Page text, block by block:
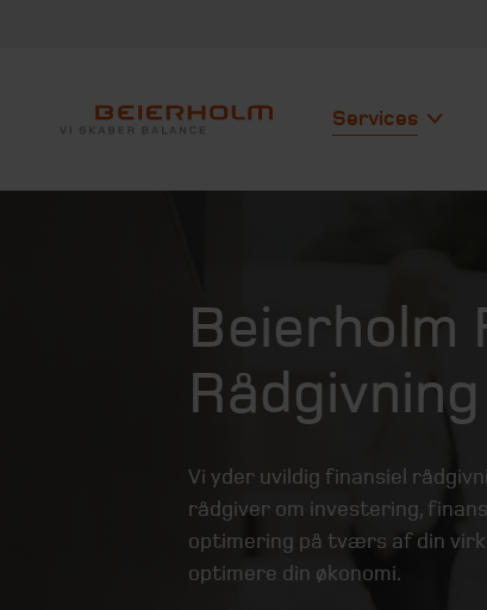
Services
Beierholm
Rådgivning
Vi yder uvildig finansiel
rådgiver om investering,
optimering på tværs af din
optimere din økonomi.